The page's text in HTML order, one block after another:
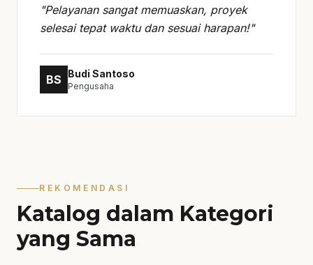
"Pelayanan sangat memuaskan, proyek
selesai tepat waktu dan sesuai harapan!"
BS Budi Santoso
Pengusaha
REKOMENDASI
Katalog dalam Kategori
yang Sama